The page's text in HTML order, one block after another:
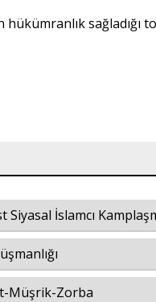
sağladığı
Siyasal İslamcı
Müşrik-Zorba